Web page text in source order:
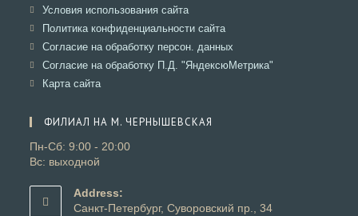
вкладке
в
вкладке
Условия использования сайтаОткроется
в
вкладке
Политика конфиденциальности сайтаОткроется
в
новой
вкладке
Согласие на обработку персон. данных
в
Согласие на обработку П.Д. "ЯндексюМетрика"
Карта сайтаОткроется
вкладке
ФИЛИАЛ НА М. ЧЕРНЫШЕВСКАЯ
Пн-Сб: 9:00 - 20:00
Вс: выходной
Address:
Санкт-Петербург, Суворовский пр., 34